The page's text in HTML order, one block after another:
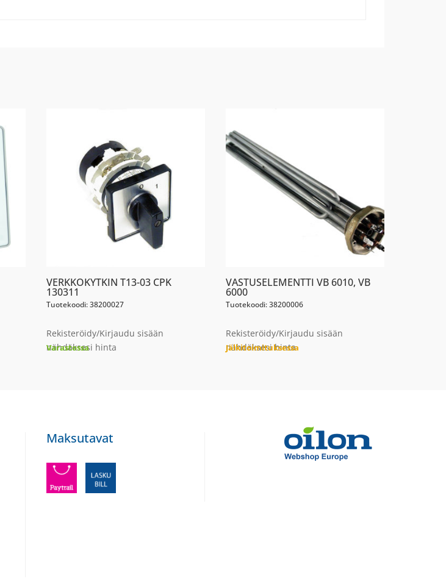
VERKKOKYTKIN T13-03 CPK
130311
Tuotekoodi: 38200027
Rekisteröidy/Kirjaudu sisään
nähdäksesi hinta
Varastossa
VASTUSELEMENTTI VB 6010, VB
6000
Tuotekoodi: 38200006
Rekisteröidy/Kirjaudu sisään
nähdäksesi hinta
Jälkitoimituksessa
Maksutavat